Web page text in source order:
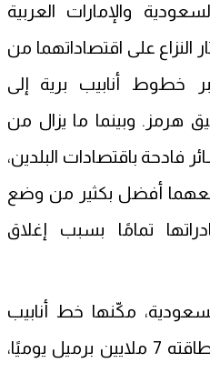
والإمارات العربية
النزاع على اقتصاداتهما من
خطوط أنابيب برية إلى
هرمز. وبينما ما يزال من
فادحة باقتصادات البلدين،
أفضل بكثير من وضع
تمامًا بسبب إغلاق
مكّنها خط أنابيب
الشرق - الغرب، الذي تبلغ طاقته 7 ملايين برميل يوميًا،